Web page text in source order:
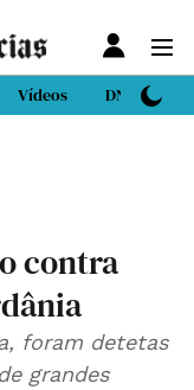
Vídeos DN Sport
contra
foram detetas
grandes